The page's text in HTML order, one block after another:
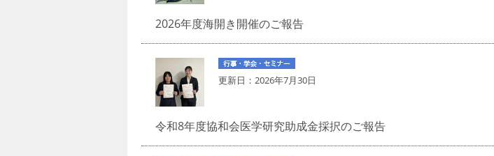
2026年度海開き開催のご報告
更新日： 2026年7月30日
令和8年度協和会医学研究助成金採択のご報告